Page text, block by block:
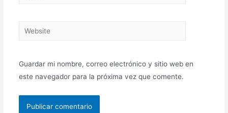
Guardar mi nombre, correo electrónico y sitio web en
este navegador para la próxima vez que comente.